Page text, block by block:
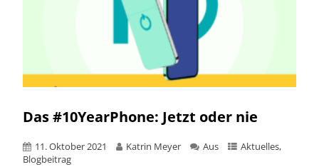
Das #10YearPhone: Jetzt oder nie
11. Oktober 2021 Katrin Meyer Aus Aktuelles,
Blogbeitrag